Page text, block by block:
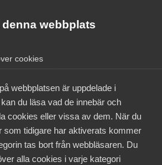
webbplats
cookies
webbplatsen är uppdelade i
du läsa vad de innebär och
cookies eller vissa av dem. När du
som tidigare har aktiverats kommer
tas bort från webbläsaren. Du
alla cookies i varje kategori
Förbättringar